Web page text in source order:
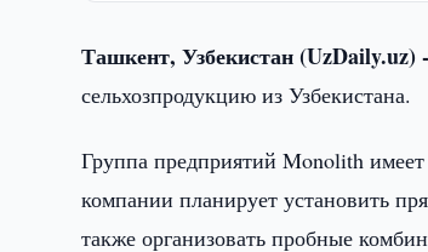
Ташкент, Узбекистан
сельхозпродукцию из Узбекистана.
Группа предприятий Monolith
компании планирует установить
также организовать пробные